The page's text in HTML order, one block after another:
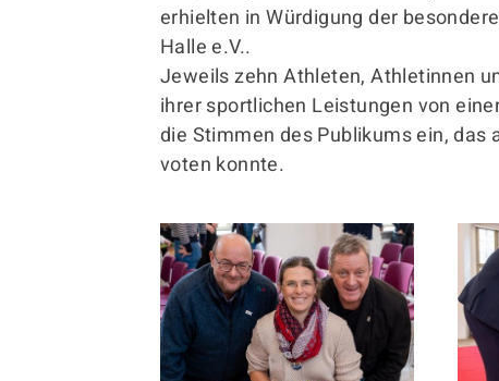
erhielten in Würdigung der
Halle e.V..
Jeweils zehn Athleten, Athletinnen
ihrer sportlichen Leistungen von
die Stimmen des Publikums ein,
voten konnte.